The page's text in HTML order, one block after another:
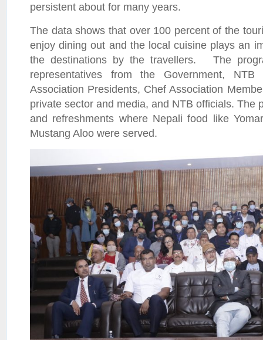
persistent about for many years.
The data shows that over 100 percent of the
enjoy dining out and the local cuisine plays an
the destinations by the travellers. The
representatives from the Government, NTB
Association Presidents, Chef Association
private sector and media, and NTB officials. The
and refreshments where Nepali food like
Mustang Aloo were served.